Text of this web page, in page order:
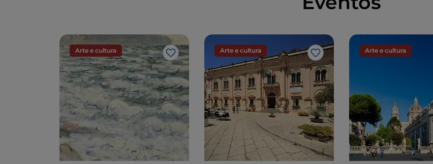
Arte e cultura
Gosto
Arte e cultura
Gosto
Arte e cultura